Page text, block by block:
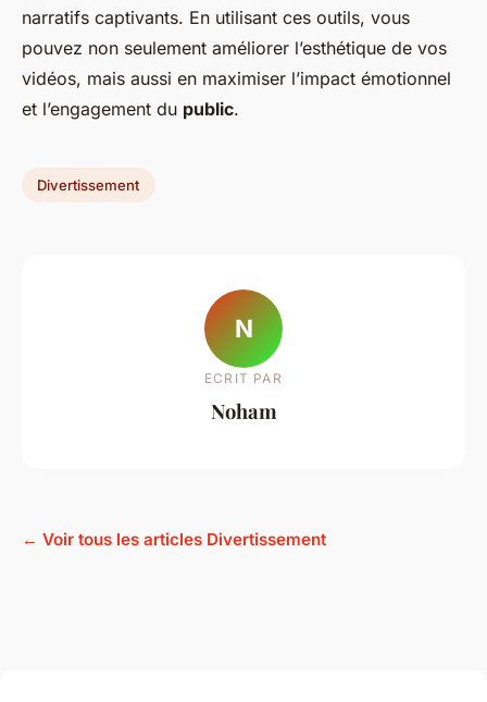
narratifs captivants. En utilisant ces outils, vous
pouvez non seulement améliorer l’esthétique de vos
vidéos, mais aussi en maximiser l’impact émotionnel
et l’engagement du public.
Divertissement
N
ECRIT PAR
Noham
← Voir tous les articles Divertissement